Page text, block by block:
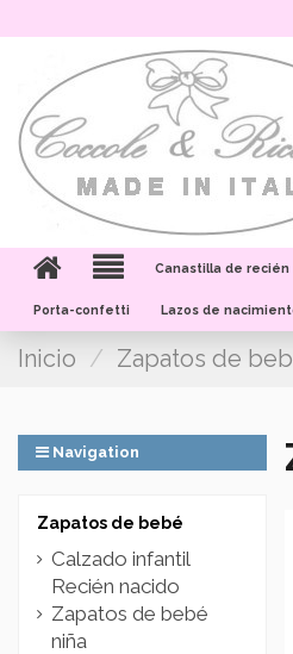
Canastilla de recién
Porta-confetti Lazos de
Inicio Zapatos de
Navigation
Zapatos de bebé
Calzado infantil
Recién nacido
Zapatos de bebé
niña